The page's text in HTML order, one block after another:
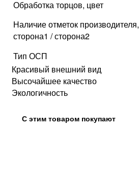
Обработка торцов, цвет
Наличие отметок производителя,
сторона1 / сторона2
Тип ОСП
Красивый внешний вид
Высочайшее качество
Экологичность
С этим товаром покупают